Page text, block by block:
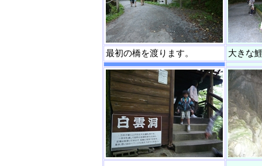
最初の橋を渡ります。 大きな